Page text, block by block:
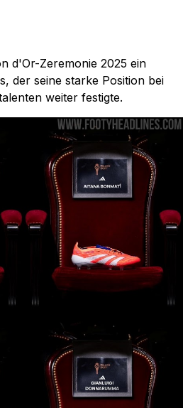
d'Or-Zeremonie 2025 ein
der seine starke Position bei
weiter festigte.